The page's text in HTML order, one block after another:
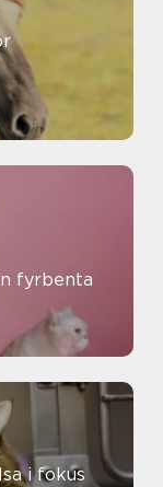
fyrbenta
i fokus